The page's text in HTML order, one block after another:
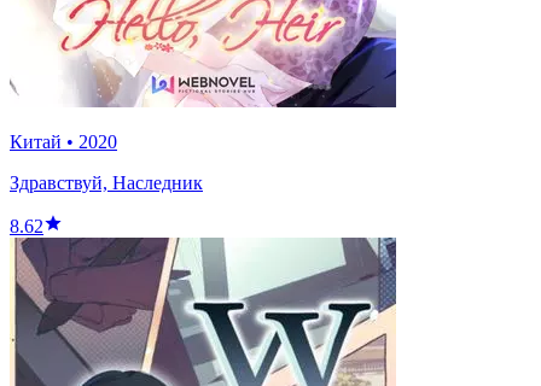
Китай • 2020
Здравствуй, Наследник
8.62